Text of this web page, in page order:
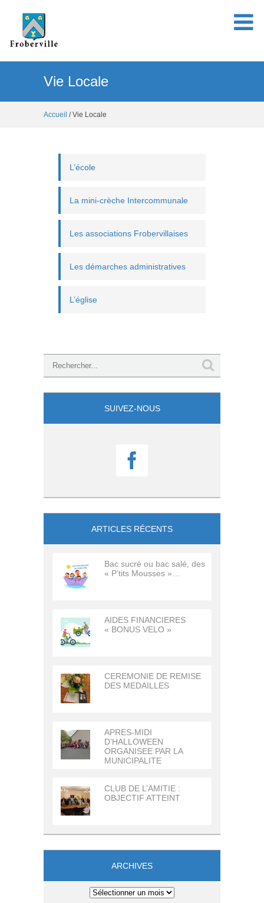
Vie Locale
Accueil / Vie Locale
L’école
La mini-crèche Intercommunale
Les associations Frobervillaises
Les démarches administratives
L’église
SUIVEZ-NOUS

ARTICLES RÉCENTS
Bac sucré ou bac salé, des
« P’tits Mousses »…
AIDES FINANCIERES
« BONUS VELO »
CEREMONIE DE REMISE
DES MEDAILLES
APRES-MIDI
D’HALLOWEEN
ORGANISEE PAR LA
MUNICIPALITE
CLUB DE L’AMITIE :
OBJECTIF ATTEINT
ARCHIVES